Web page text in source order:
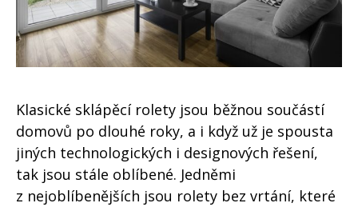
Klasické sklápěcí rolety jsou běžnou součástí
domovů po dlouhé roky, a i když už je spousta
jiných technologických i designových řešení,
tak jsou stále oblíbené. Jedněmi
z nejoblíbenějších jsou rolety bez vrtání, které